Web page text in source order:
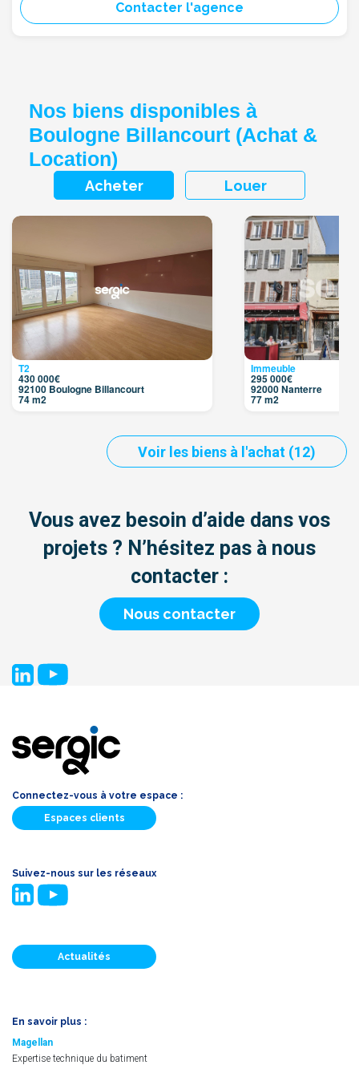
Contacter l'agence
Nos biens disponibles à
Boulogne Billancourt (Achat &
Location)
Acheter Louer
T2
430 000€
92100 Boulogne Billancourt
74 m2
Immeuble
295 000€
92000 Nanterre
77 m2
Voir les biens à l'achat (12)
Vous avez besoin d’aide dans vos
projets ? N’hésitez pas à nous
contacter :
Nous contacter
Connectez-vous à votre espace :
Espaces clients
Suivez-nous sur les réseaux
Actualités
En savoir plus :
Magellan
Expertise technique du batiment